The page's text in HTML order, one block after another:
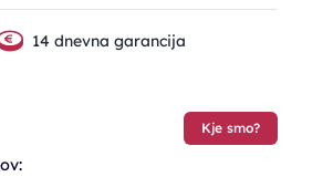
14 dnevna garancija
Kje smo?